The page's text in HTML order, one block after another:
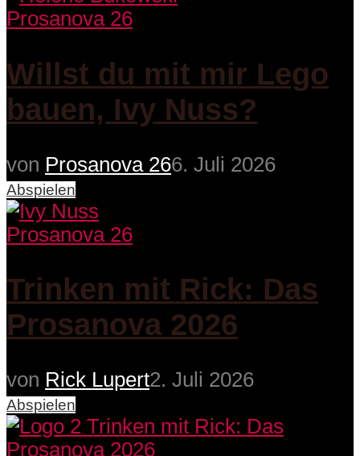
Prosanova 26
Willst du mit mir Lego
bauen, Ivy Nuss?
von Prosanova 266. Juli 2026
Abspielen
Prosanova 26
Trinken mit Rick: Das
Prosanova 2026
von Rick Lupert2. Juli 2026
Abspielen